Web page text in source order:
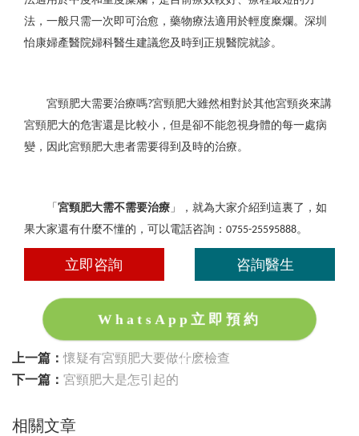
法，一般只需一次即可治愈，藥物療法適用於輕度糜爛。深圳
怡康婦產醫院婦科醫生建議您及時到正規醫院就診。
宮頸肥大需要治療嗎?宮頸肥大雖然相對於其他宮頸炎來講
宮頸肥大的危害還是比較小，但是卻不能忽視身體的每一處病
變，因此宮頸肥大患者需要得到及時的治療。
「 宮頸肥大需不需要治療 」，就為大家介紹到這裏了，如
果大家還有什麼不懂的，可以電話咨詢： 0755-25595888。
立即咨詢 咨詢醫生
WhatsApp立即預約
上一篇：懷疑有宮頸肥大要做什麽檢查
下一篇： 宮頸肥大是怎引起的
相關文章